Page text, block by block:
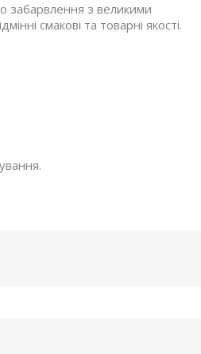
забарвлення з великими
смакові та товарні якості.